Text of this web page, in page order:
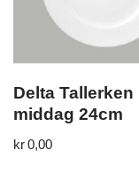
Delta Tallerken
middag 24cm
kr0,00